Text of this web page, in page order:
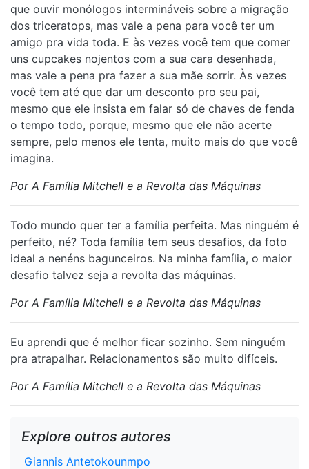
que ouvir monólogos intermináveis sobre a migração
dos triceratops, mas vale a pena para você ter um
amigo pra vida toda. E às vezes você tem que comer
uns cupcakes nojentos com a sua cara desenhada,
mas vale a pena pra fazer a sua mãe sorrir. Às vezes
você tem até que dar um desconto pro seu pai,
mesmo que ele insista em falar só de chaves de fenda
o tempo todo, porque, mesmo que ele não acerte
sempre, pelo menos ele tenta, muito mais do que você
imagina.
Por A Família Mitchell e a Revolta das Máquinas
Todo mundo quer ter a família perfeita. Mas ninguém é
perfeito, né? Toda família tem seus desafios, da foto
ideal a nenéns bagunceiros. Na minha família, o maior
desafio talvez seja a revolta das máquinas.
Por A Família Mitchell e a Revolta das Máquinas
Eu aprendi que é melhor ficar sozinho. Sem ninguém
pra atrapalhar. Relacionamentos são muito difíceis.
Por A Família Mitchell e a Revolta das Máquinas
Explore outros autores
Giannis Antetokounmpo